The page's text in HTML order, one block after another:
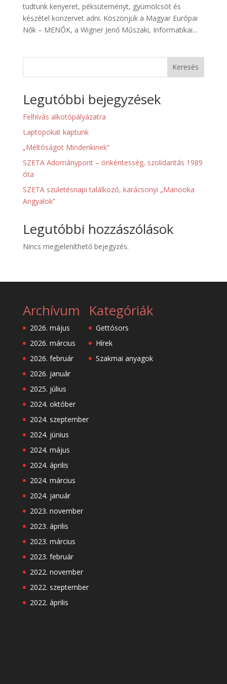
tudtunk kenyeret, péksüteményt, gyümölcsöt és
készétel konzervet adni. Köszönjük a Magyar Európai
Nők – MENŐK, a Wigner Jenő Műszaki, Informatikai...
Keresés
Legutóbbi bejegyzések
Felhívás alkotópályázatra
Laptopokat kaptunk
„Méltóságot Mindenkinek”
SZETA Adománypont – önkéntesség, szolidaritás 1989
óta
SZETA születésnapi találkozó, karácsonyi „Manooka
Angyalok”
Legutóbbi hozzászólások
Nincs megjeleníthető bejegyzés.
Archívum
2026. május
2026. március
2026. február
2026. január
2025. július
2024. október
2024. szeptember
2024. június
2024. május
2024. április
2024. március
2024. január
2023. november
2023. április
2023. március
2023. február
2022. november
2022. szeptember
2022. április
Kategóriák
Gettósors
Hírek
Szakmai anyagok